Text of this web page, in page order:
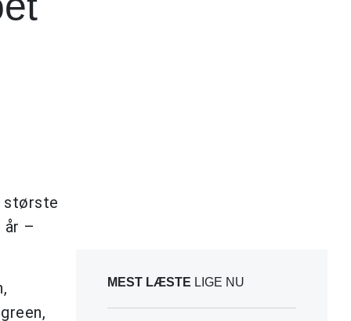
største
år –
MEST LÆSTE LIGE NU